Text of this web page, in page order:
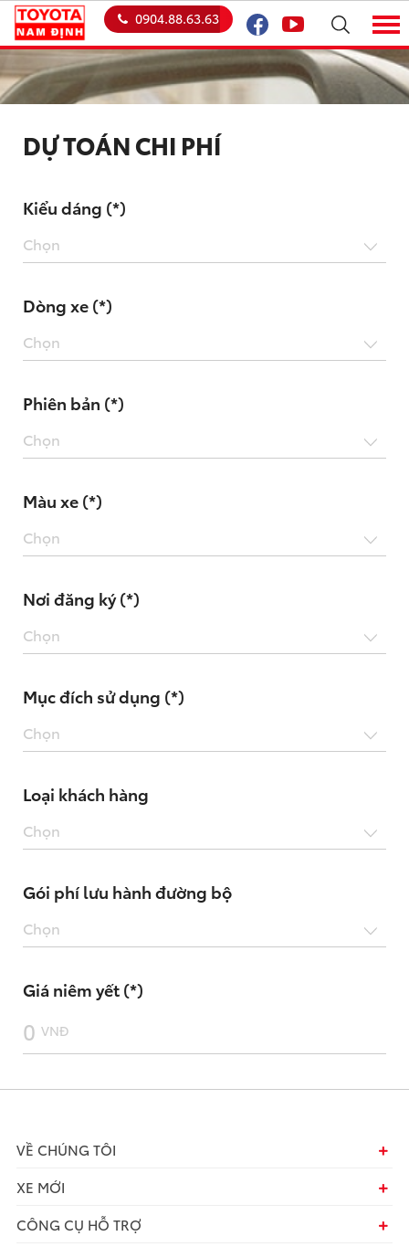
0904.88.63.63
DỰ TOÁN CHI PHÍ
Kiểu dáng (*)
Chọn
Dòng xe (*)
Chọn
Phiên bản (*)
Chọn
Màu xe (*)
Chọn
Nơi đăng ký (*)
Chọn
Mục đích sử dụng (*)
Chọn
Loại khách hàng
Chọn
Gói phí lưu hành đường bộ
Chọn
Giá niêm yết (*)
0 VNĐ
VỀ CHÚNG TÔI
XE MỚI
CÔNG CỤ HỖ TRỢ